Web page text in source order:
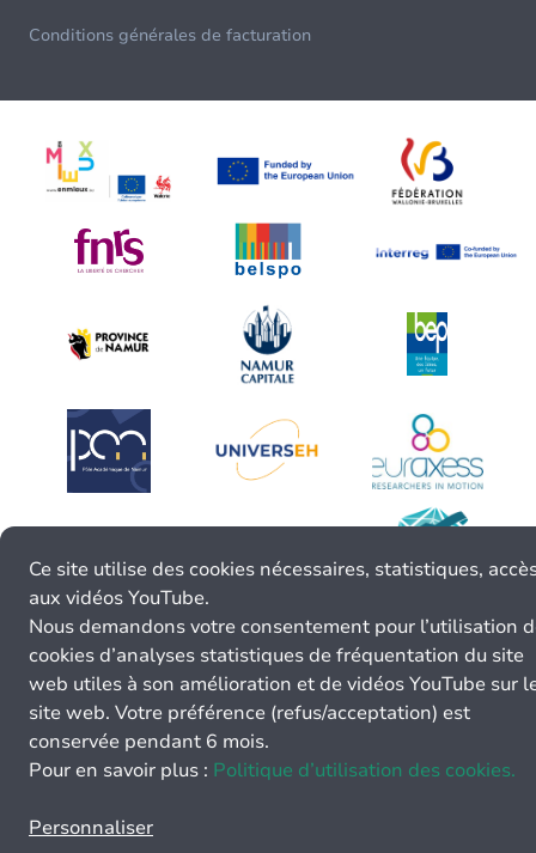
Conditions générales de facturation
Ce site utilise des cookies nécessaires, statistiques,
aux vidéos YouTube.
Nous demandons votre consentement pour l’utilisation
cookies d’analyses statistiques de fréquentation du site
web utiles à son amélioration et de vidéos YouTube sur
site web. Votre préférence (refus/acceptation) est
conservée pendant 6 mois.
Pour en savoir plus : Politique d’utilisation des cookies.
Personnaliser